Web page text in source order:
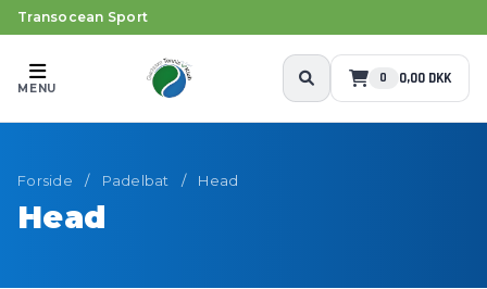
Transocean Sport
MENU
0 0,00 DKK
Forside / Padelbat / Head
Head